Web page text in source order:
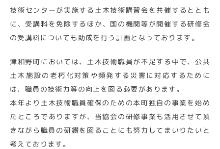
技術センターが実施する土木技術講習会を共催するととも
に、受講料を免除するほか、国の機関等が開催する研修会
の受講料についても助成を行う計画となっております。
津和野町においては、土木技術職員が不足する中で、公共
土木施設の老朽化対策や頻発する災害に対応するために
は、職員の技術力等の向上を図る必要があります。
本年より土木技術職員確保のための本町独自の事業を始め
たところでありますが、当協会の研修事業も活用させて頂
きながら職員の研鑽を図ることにも努力してまいりたいと
考えております。